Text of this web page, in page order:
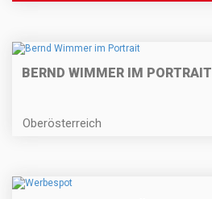
BERND WIMMER IM PORTRAIT
Oberösterreich